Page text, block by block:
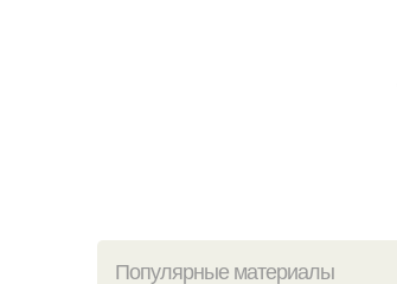
Популярные материалы